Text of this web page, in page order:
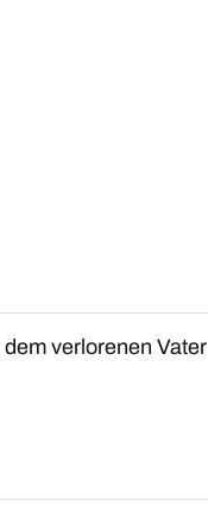
verlorenen Vater